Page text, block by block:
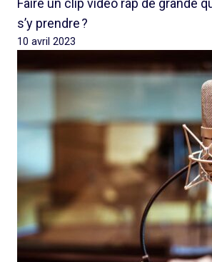
Faire un clip vidéo rap de grande
s’y prendre ?
10 avril 2023